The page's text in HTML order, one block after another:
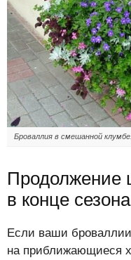
Броваллия в смешанной
Продолжение
в конце сезона
Если ваши
на приближающиеся